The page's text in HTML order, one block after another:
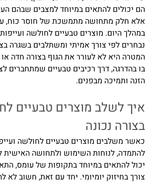
הם יכולים להתאים במיוחד למצבים שבהם
אלא חלק מתחושה מתמשכת של חוסר כוח,
במהלך היום. מוצרים טבעיים לחולשה
נבחרים לפי צורך אמיתי ומשתלבים בשגרה
המטרה היא לא לעורר את הגוף בצורה חדה
בו בהדרגה, דרך רכיבים טבעיים שמתחברים
הזנה ותמיכה מבפנים.
איך לשלב מוצרים טבעיים
בצורה נכונה
כאשר משלבים מוצרים טבעיים לחולשה
להתמדה, לנוחות השימוש ולתחושה האישית
יכול להתאים במיוחד בתקופות של עומס,
צורך בחיזוק יומיומי. יחד עם זאת, חשוב לא